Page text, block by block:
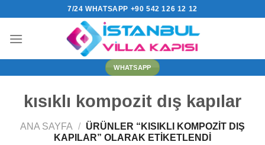
7/24 WHATSAPP +90 542 126 12 12
WHATSAPP
kısıklı kompozit dış kapılar
ANA SAYFA / ÜRÜNLER “KISIKLI KOMPOZIT DIŞ
KAPILAR” OLARAK ETIKETLENDI